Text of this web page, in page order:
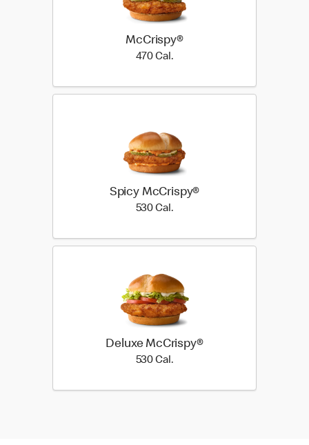
McCrispy®
470 Cal.470 Cal.
Spicy McCrispy®
530 Cal.530 Cal.
Deluxe McCrispy®
530 Cal.530 Cal.